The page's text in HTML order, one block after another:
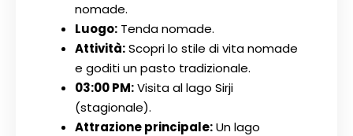
nomade.
Luogo: Tenda nomade.
Attività:Scopri lo stile di vita nomade
e goditi un pasto tradizionale.
03:00 PM:Visita al lago Sirji
(stagionale).
Attrazione principale:Un lago